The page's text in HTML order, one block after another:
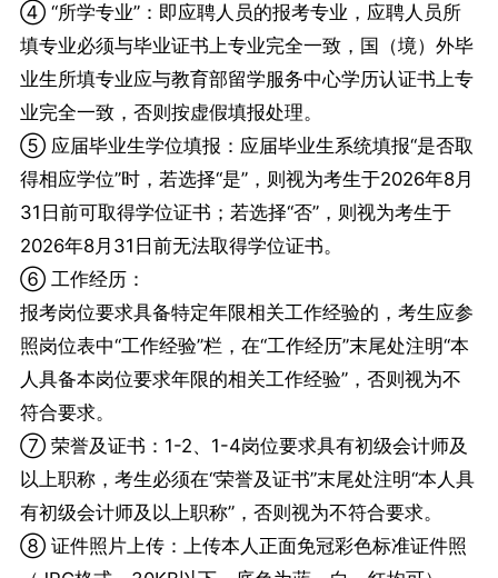
④ “所学专业”：即应聘人员的报考专业，应聘人员所
填专业必须与毕业证书上专业完全一致，国（境）外毕
业生所填专业应与教育部留学服务中心学历认证书上专
业完全一致，否则按虚假填报处理。
⑤ 应届毕业生学位填报：应届毕业生系统填报“是否取
得相应学位”时，若选择“是”，则视为考生于2026年8月
31日前可取得学位证书；若选择“否”，则视为考生于
2026年8月31日前无法取得学位证书。
⑥ 工作经历：
报考岗位要求具备特定年限相关工作经验的，考生应参
照岗位表中“工作经验”栏，在“工作经历”末尾处注明“本
人具备本岗位要求年限的相关工作经验”，否则视为不
符合要求。
⑦ 荣誉及证书：1-2、1-4岗位要求具有初级会计师及
以上职称，考生必须在“荣誉及证书”末尾处注明“本人具
有初级会计师及以上职称”，否则视为不符合要求。
⑧ 证件照片上传：上传本人正面免冠彩色标准证件照